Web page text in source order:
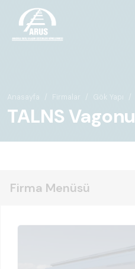
Anasayfa Firmalar Gök Yapı
TALNS Vagonu
Firma Menüsü